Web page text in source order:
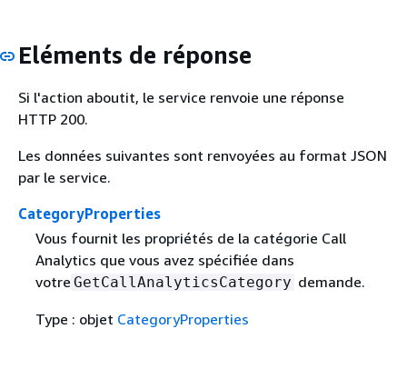
Eléments de réponse
Si l'action aboutit, le service renvoie une réponse
HTTP 200.
Les données suivantes sont renvoyées au format JSON
par le service.
CategoryProperties
Vous fournit les propriétés de la catégorie Call
Analytics que vous avez spécifiée dans
votre GetCallAnalyticsCategory demande.
Type : objet CategoryProperties